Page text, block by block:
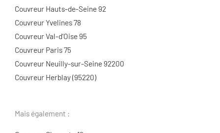
Couvreur Hauts-de-Seine 92
Couvreur Yvelines 78
Couvreur Val-d’Oise 95
Couvreur Paris 75
Couvreur Neuilly-sur-Seine 92200
Couvreur Herblay (95220)
Mais également :